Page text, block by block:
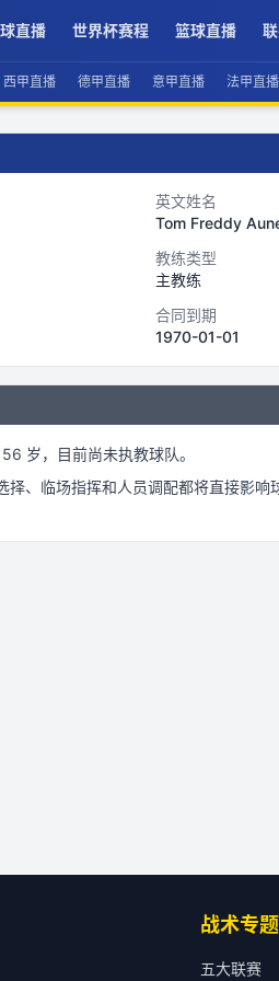
直播 世界杯赛程 篮球直播
西甲直播 德甲直播 意甲直播 法甲直播
英文姓名
Tom Freddy
教练类型
主教练
合同到期
1970-01-01
岁，
目前尚未执教球队。
择、临场指挥和人员调配都将直接影响
战术专题
五大联赛